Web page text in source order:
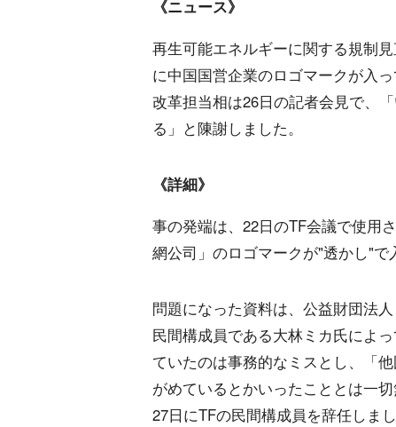
《ニュース》
再生可能エネルギーに関する規制
に中国国営企業のロゴマークが入
改革担当相は26日の記者会見で、
る」と陳謝しました。
《詳細》
事の発端は、22日のTF会議で使用
網公司」のロゴマークが"透かし"で
問題になった資料は、公益財団法
民間構成員である大林ミカ氏によ
ていたのは事務的なミスとし、「
がめているとかいったこととは一
27日にTFの民間構成員を辞任しまし